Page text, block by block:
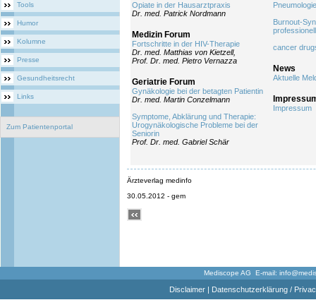
Tools
Humor
Kolumne
Presse
Gesundheitsrecht
Links
Zum Patientenportal
Opiate in der Hausarztpraxis
Dr. med. Patrick Nordmann
Medizin Forum
Fortschritte in der HIV-Therapie
Dr. med. Matthias von Kietzell,
Prof. Dr. med. Pietro Vernazza
Geriatrie Forum
Gynäkologie bei der betagten Patientin
Dr. med. Martin Conzelmann
Symptome, Abklärung und Therapie:
Urogynäkologische Probleme bei der
Seniorin
Prof. Dr. med. Gabriel Schär
Burnout-
cancer
News
Aktuelle
Impressum
Ärzteverlag medinfo
30.05.2012 - gem
Mediscope AG E-mail:
Disclaimer| Datenschutzerklärung /